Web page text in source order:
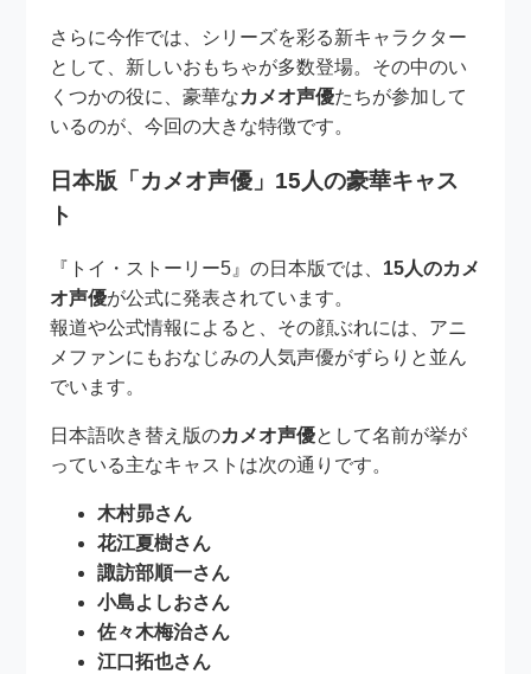
さらに今作では、シリーズを彩る新キャラクター
として、新しいおもちゃが多数登場。その中のい
くつかの役に、豪華なカメオ声優たちが参加して
いるのが、今回の大きな特徴です。
日本版「カメオ声優」15人の豪華キャス
ト
『トイ・ストーリー5』の日本版では、 15人のカメ
オ声優が公式に発表されています。
報道や公式情報によると、その顔ぶれには、アニ
メファンにもおなじみの人気声優がずらりと並ん
でいます。
日本語吹き替え版のカメオ声優として名前が挙が
っている主なキャストは次の通りです。
木村昴さん
花江夏樹さん
諏訪部順一さん
小島よしおさん
佐々木梅治さん
江口拓也さん